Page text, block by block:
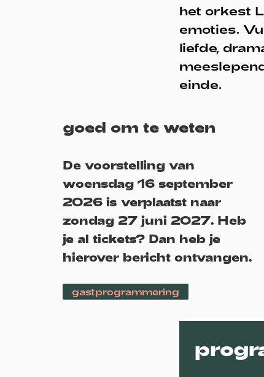
het orkest
emoties.
liefde,
einde.
goed om te weten
De voorstelling van
woensdag 16 september
2026 is verplaatst naar
zondag 27 juni 2027. Heb
je al tickets? Dan heb je
hierover bericht ontvangen.
gastprogrammering